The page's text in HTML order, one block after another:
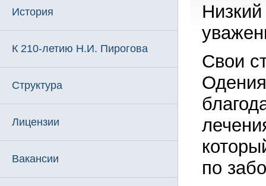
История
К 210-летию Н.И. Пирогова
Структура
Лицензии
Вакансии
Свои
по